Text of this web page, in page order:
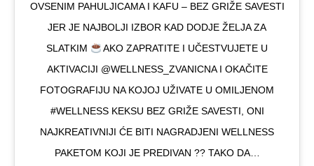
OVSENIM PAHULJICAMA I KAFU – BEZ GRIŽE SAVESTI
JER JE NAJBOLJI IZBOR KAD DODJE ŽELJA ZA
SLATKIM
AKO ZAPRATITE I UČESTVUJETE U
AKTIVACIJI @WELLNESS_ZVANICNA I OKAČITE
FOTOGRAFIJU NA KOJOJ UŽIVATE U OMILJENOM
#WELLNESS KEKSU BEZ GRIŽE SAVESTI, ONI
NAJKREATIVNIJI ĆE BITI NAGRADJENI WELLNESS
PAKETOM KOJI JE PREDIVAN ?? TAKO DA…